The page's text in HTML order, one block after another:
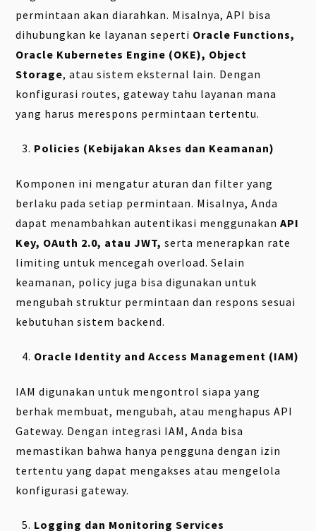
permintaan akan diarahkan. Misalnya, API bisa
dihubungkan ke layanan seperti Oracle Functions,
Oracle Kubernetes Engine (OKE), Object
Storage, atau sistem eksternal lain. Dengan
konfigurasi routes, gateway tahu layanan mana
yang harus merespons permintaan tertentu.
Policies (Kebijakan Akses dan Keamanan)
Komponen ini mengatur aturan dan filter yang
berlaku pada setiap permintaan. Misalnya, Anda
dapat menambahkan autentikasi menggunakanAPI
Key, OAuth 2.0, atau JWT, serta menerapkan rate
limiting untuk mencegah overload. Selain
keamanan, policy juga bisa digunakan untuk
mengubah struktur permintaan dan respons sesuai
kebutuhan sistem backend.
Oracle Identity and Access Management (IAM)
IAM digunakan untuk mengontrol siapa yang
berhak membuat, mengubah, atau menghapus API
Gateway. Dengan integrasi IAM, Anda bisa
memastikan bahwa hanya pengguna dengan izin
tertentu yang dapat mengakses atau mengelola
konfigurasi gateway.
Logging dan Monitoring Services